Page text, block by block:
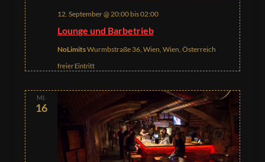
Lounge und Barbetrieb
12. September @ 20:00bis02:00
NoLimitsWurmbstraße 36, Wien, Wien, Österreich
freier Eintritt
MI.
16